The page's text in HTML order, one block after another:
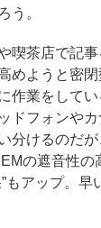
う。
喫茶店で記事
めようと密
作業をして
ドフォンや
分けるのだ
の遮音性の
もアップ。早